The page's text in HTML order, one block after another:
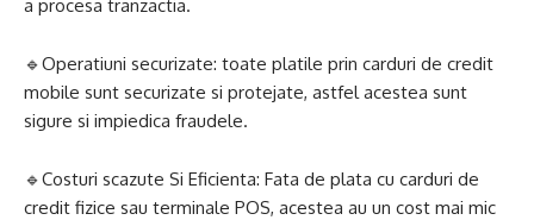
a procesa tranzactia.
🔹Operatiuni securizate: toate platile prin carduri de credit
mobile sunt securizate si protejate, astfel acestea sunt
sigure si impiedica fraudele.
🔹Costuri scazute Si Eficienta: Fata de plata cu carduri de
credit fizice sau terminale POS, acestea au un cost mai mic